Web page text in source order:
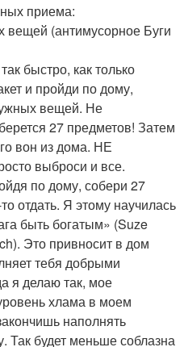
приема:
(антимусорное Буги
быстро, как только
и пройди по дому,
вещей. Не
27 предметов! Затем
вон из дома. НЕ
выброси и все.
по дому, собери 27
отдать. Я этому научилась
быть богатым» (Suze
Это привносит в дом
тебя добрыми
я делаю так, мое
хлама в моем
наполнять
Так будет меньше соблазна